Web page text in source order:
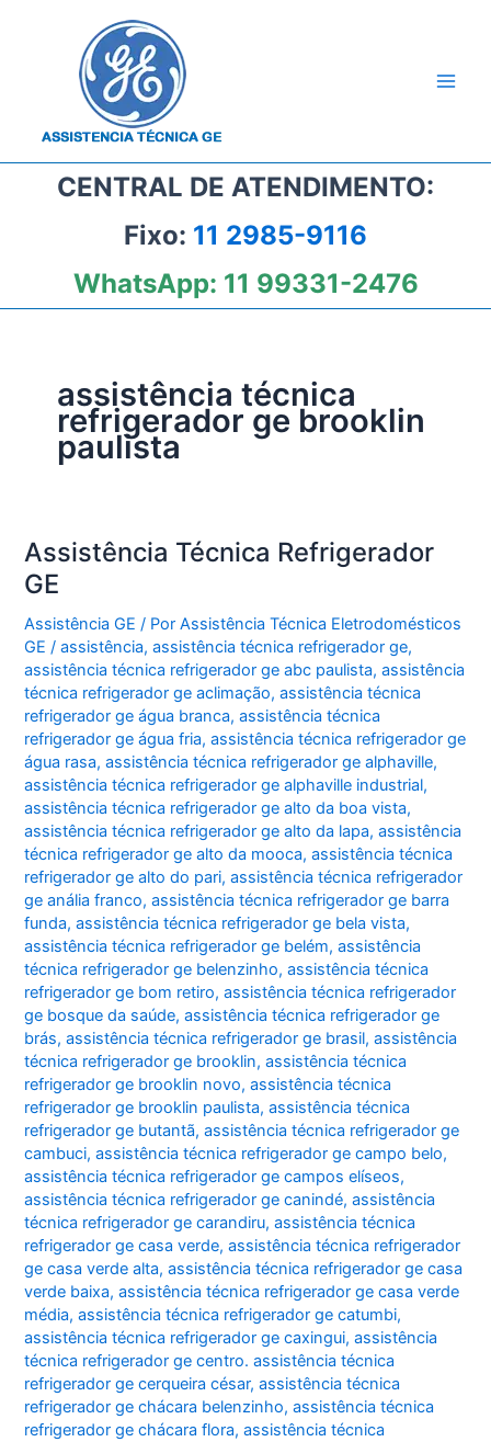
CENTRAL DE ATENDIMENTO:
Fixo: 11 2985-9116
WhatsApp: 11 99331-2476
assistência técnica
refrigerador ge brooklin
paulista
Assistência Técnica Refrigerador
GE
Assistência GE / PorAssistência Técnica Eletrodomésticos
GE/assistência,assistência técnica refrigerador ge,
assistência técnica refrigerador ge abc paulista,assistência
técnica refrigerador ge aclimação,assistência técnica
refrigerador ge água branca,assistência técnica
refrigerador ge água fria,assistência técnica refrigerador ge
água rasa,assistência técnica refrigerador ge alphaville,
assistência técnica refrigerador ge alphaville industrial,
assistência técnica refrigerador ge alto da boa vista,
assistência técnica refrigerador ge alto da lapa,assistência
técnica refrigerador ge alto da mooca,assistência técnica
refrigerador ge alto do pari,assistência técnica refrigerador
ge anália franco,assistência técnica refrigerador ge barra
funda,assistência técnica refrigerador ge bela vista,
assistência técnica refrigerador ge belém,assistência
técnica refrigerador ge belenzinho,assistência técnica
refrigerador ge bom retiro,assistência técnica refrigerador
ge bosque da saúde,assistência técnica refrigerador ge
brás,assistência técnica refrigerador ge brasil,assistência
técnica refrigerador ge brooklin,assistência técnica
refrigerador ge brooklin novo,assistência técnica
refrigerador ge brooklin paulista,assistência técnica
refrigerador ge butantã,assistência técnica refrigerador ge
cambuci,assistência técnica refrigerador ge campo belo,
assistência técnica refrigerador ge campos elíseos,
assistência técnica refrigerador ge canindé,assistência
técnica refrigerador ge carandiru,assistência técnica
refrigerador ge casa verde,assistência técnica refrigerador
ge casa verde alta,assistência técnica refrigerador ge casa
verde baixa,assistência técnica refrigerador ge casa verde
média,assistência técnica refrigerador ge catumbi,
assistência técnica refrigerador ge caxingui,assistência
técnica refrigerador ge centro. assistência técnica
refrigerador ge cerqueira césar,assistência técnica
refrigerador ge chácara belenzinho,assistência técnica
refrigerador ge chácara flora,assistência técnica